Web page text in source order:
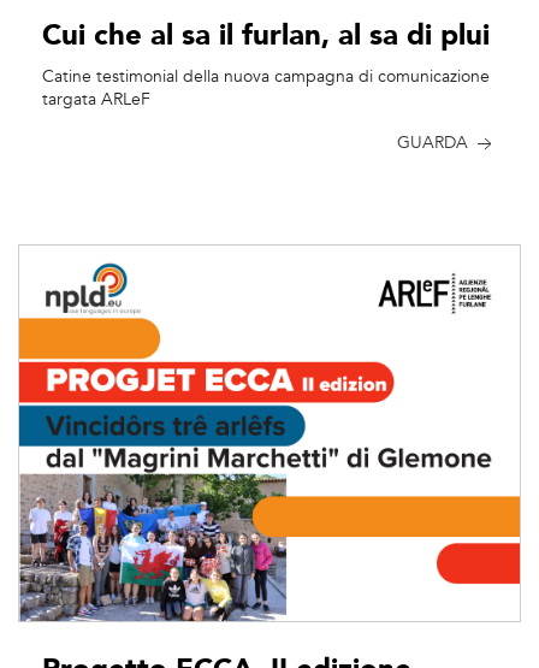
Cui che al sa il furlan, al sa di plui
Catine testimonial della nuova campagna di comunicazione
targata ARLeF
GUARDA